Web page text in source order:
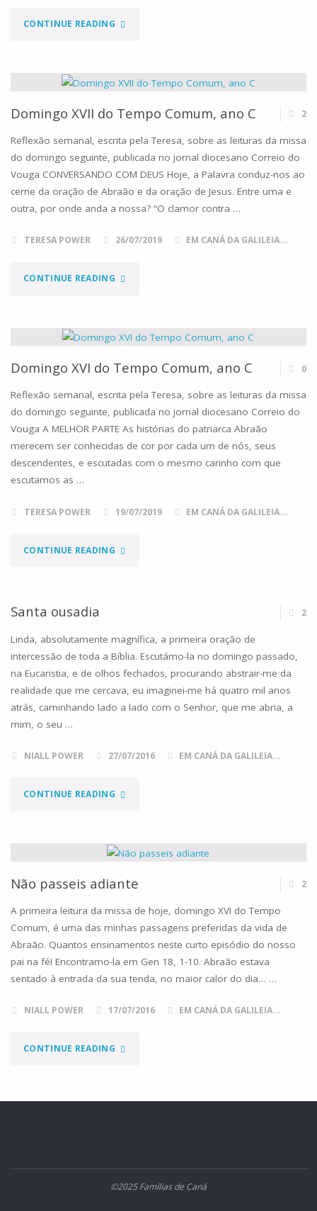
CONTINUE READING"ABRAÃO,
E
GOMORRA
–
E
UM
MANEIRA!"
Domingo XVII do Tempo Comum, ano C 2
Reflexão semanal, escrita pela Teresa, sobre as leituras da missa
do domingo seguinte, publicada no jornal diocesano Correio do
Vouga CONVERSANDO COM DEUS Hoje, a Palavra conduz-nos ao
cerne da oração de Abraão e da oração de Jesus. Entre uma e
outra, por onde anda a nossa? “O clamor contra …
TERESA POWER 26/07/2019 EM CANÁ DA GALILEIA...
CONTINUE READING"DOMINGO
DO
TEMPO
COMUM,
ANO
C"
Domingo XVI do Tempo Comum, ano C 0
Reflexão semanal, escrita pela Teresa, sobre as leituras da missa
do domingo seguinte, publicada no jornal diocesano Correio do
Vouga A MELHOR PARTE As histórias do patriarca Abraão
merecem ser conhecidas de cor por cada um de nós, seus
descendentes, e escutadas com o mesmo carinho com que
escutamos as …
TERESA POWER 19/07/2019 EM CANÁ DA GALILEIA...
CONTINUE READING"DOMINGO
TEMPO
COMUM,
ANO
Santa ousadia 2
Linda, absolutamente magnífica, a primeira oração de
intercessão de toda a Bíblia. Escutámo-la no domingo passado,
na Eucaristia, e de olhos fechados, procurando abstrair-me da
realidade que me cercava, eu imaginei-me há quatro mil anos
atrás, caminhando lado a lado com o Senhor, que me abria, a
mim, o seu …
NIALL POWER 27/07/2016 EM CANÁ DA GALILEIA...
CONTINUE READING"SANTA
Não passeis adiante 2
A primeira leitura da missa de hoje, domingo XVI do Tempo
Comum, é uma das minhas passagens preferidas da vida de
Abraão. Quantos ensinamentos neste curto episódio do nosso
pai na fé! Encontramo-la em Gen 18, 1-10. Abraão estava
sentado à entrada da sua tenda, no maior calor do dia… …
NIALL POWER 17/07/2016 EM CANÁ DA GALILEIA...
CONTINUE READING"NÃO
ADIANTE"
©2025 Famílias de Caná